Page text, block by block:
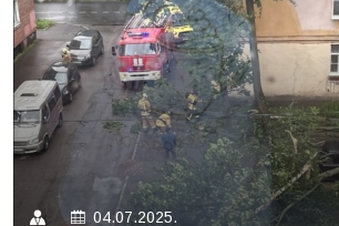
04.07.2025.